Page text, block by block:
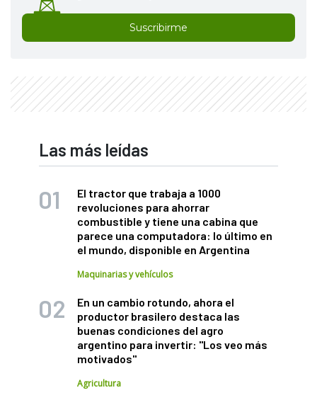
Suscribirme
Las más leídas
El tractor que trabaja a 1000
revoluciones para ahorrar
combustible y tiene una cabina que
parece una computadora: lo último en
el mundo, disponible en Argentina
Maquinarias y vehículos
En un cambio rotundo, ahora el
productor brasilero destaca las
buenas condiciones del agro
argentino para invertir: "Los veo más
motivados"
Agricultura